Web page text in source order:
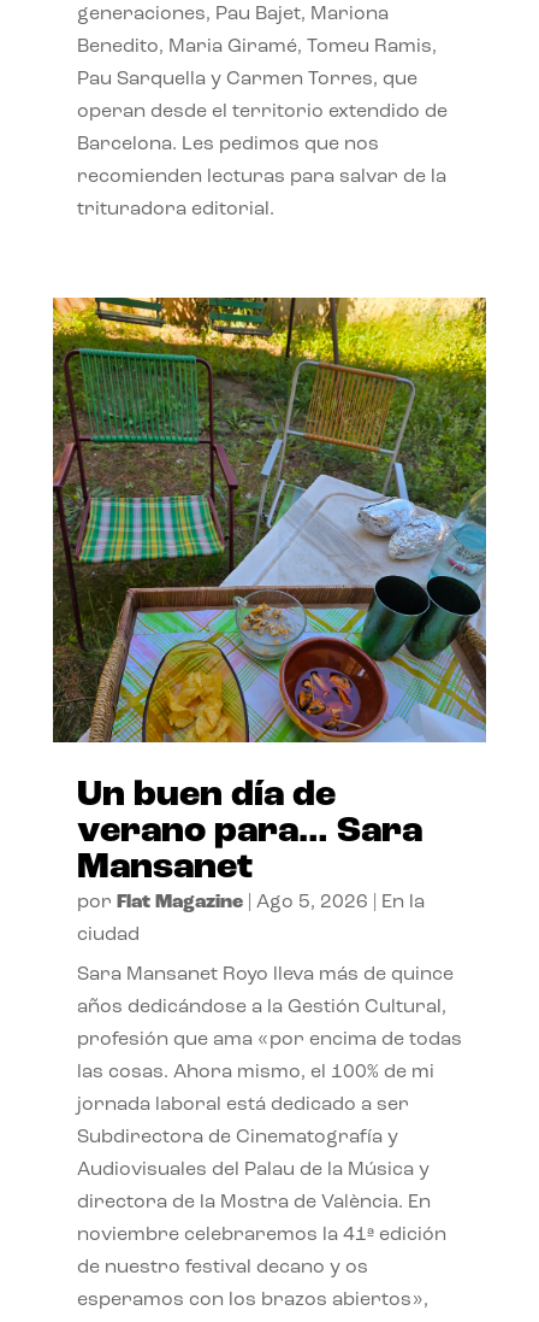
generaciones, Pau Bajet, Mariona
Benedito, Maria Giramé, Tomeu Ramis,
Pau Sarquella y Carmen Torres, que
operan desde el territorio extendido de
Barcelona. Les pedimos que nos
recomienden lecturas para salvar de la
trituradora editorial.
Un buen día de
verano para… Sara
Mansanet
por Flat Magazine| Ago 5, 2026
En la
ciudad
Sara Mansanet Royo lleva más de quince
años dedicándose a la Gestión Cultural,
profesión que ama «por encima de todas
las cosas. Ahora mismo, el 100% de mi
jornada laboral está dedicado a ser
Subdirectora de Cinematografía y
Audiovisuales del Palau de la Música y
directora de la Mostra de València. En
noviembre celebraremos la 41ª edición
de nuestro festival decano y os
esperamos con los brazos abiertos»,